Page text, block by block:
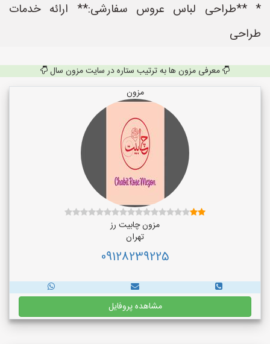
* **طراحی لباس عروس سفارشی:** ارائه خدمات
طراحی
معرفی مزون ها به ترتیب ستاره در سایت مزون سال
مزون
مزون چابیت رز
تهران
09128239225
مشاهده پروفایل